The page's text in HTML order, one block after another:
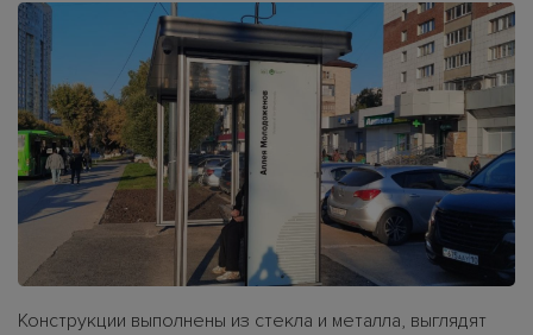
Конструкции выполнены из стекла и металла, выглядят